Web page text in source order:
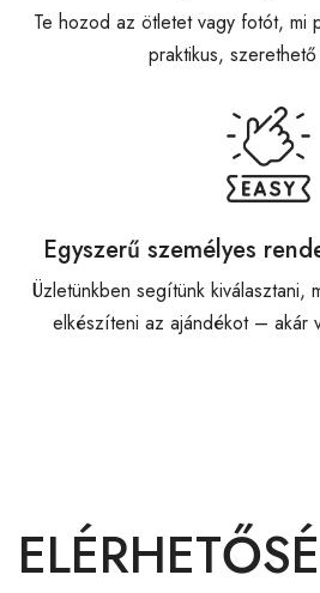
Te hozod az ötletet vagy fotót, mi
praktikus,
Egyszerű személyes
Üzletünkben segítünk kiválasztani,
elkészíteni az ajándékot – akár